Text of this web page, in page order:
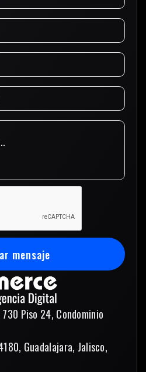
Piso 24, Condominio
Guadalajara, Jalisco,
mensaje
mensaje